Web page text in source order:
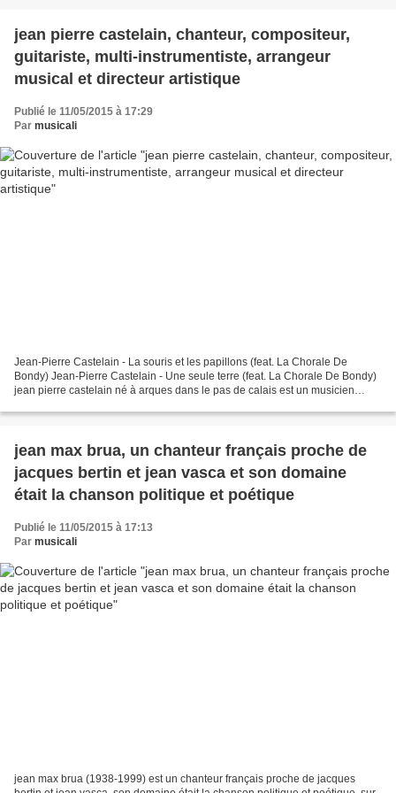
jean pierre castelain, chanteur, compositeur,
guitariste, multi-instrumentiste, arrangeur
musical et directeur artistique
Publié le 11/05/2015 à 17:29
Par musicali
Jean-Pierre Castelain - La souris et les papillons (feat. La Chorale De
Bondy) Jean-Pierre Castelain - Une seule terre (feat. La Chorale De Bondy)
jean pierre castelain né à arques dans le pas de calais est un musicien
jean max brua, un chanteur français proche de
jacques bertin et jean vasca et son domaine
était la chanson politique et poétique
Publié le 11/05/2015 à 17:13
Par musicali
jean max brua (1938-1999) est un chanteur français proche de jacques